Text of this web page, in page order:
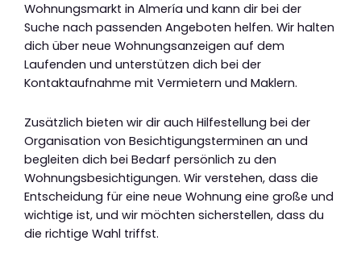
Wohnungsmarkt in Almería und kann dir bei der
Suche nach passenden Angeboten helfen. Wir halten
dich über neue Wohnungsanzeigen auf dem
Laufenden und unterstützen dich bei der
Kontaktaufnahme mit Vermietern und Maklern.
Zusätzlich bieten wir dir auch Hilfestellung bei der
Organisation von Besichtigungsterminen an und
begleiten dich bei Bedarf persönlich zu den
Wohnungsbesichtigungen. Wir verstehen, dass die
Entscheidung für eine neue Wohnung eine große und
wichtige ist, und wir möchten sicherstellen, dass du
die richtige Wahl triffst.